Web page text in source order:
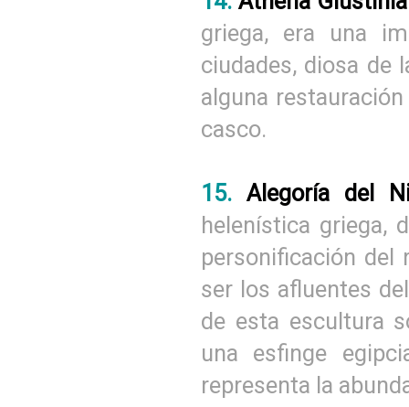
griega, era una
ciudades, diosa de
alguna
casco.
15. Alegoría del
helenística griega,
personificación
ser los afluentes
de esta escultura
una esfinge
representa la